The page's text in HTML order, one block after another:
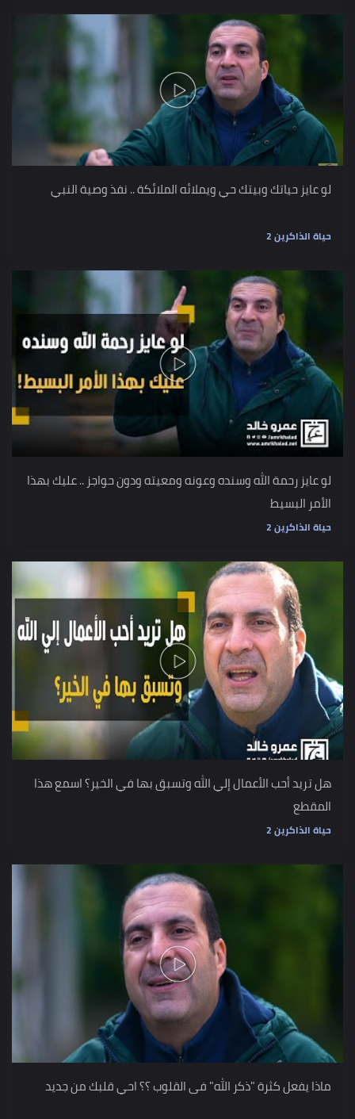
لو عايز حياتك وبيتك حي ويملائه الملائكة .. نفذ وصية النبي
حياة الذاكرين 2
لو عايز رحمة الله وسنده وعونه ومعيته ودون حواجز .. عليك بهذا
الأمر البسيط
حياة الذاكرين 2
هل تريد أحب الأعمال إلي الله وتسبق بها في الخير؟ اسمع هذا
المقطع
حياة الذاكرين 2
ماذا يفعل كثرة "ذكر الله" فى القلوب ؟؟ احي قلبك من جديد